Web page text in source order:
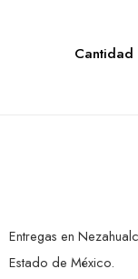
Cantidad
Entregas en
Estado de México.